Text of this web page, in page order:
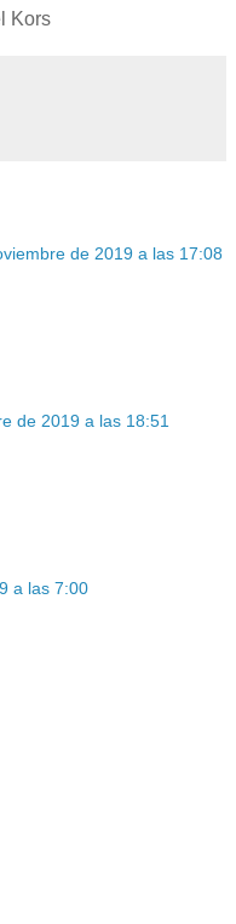
Kors
de 2019 a las 17:08
de 2019 a las 18:51
a las 7:00